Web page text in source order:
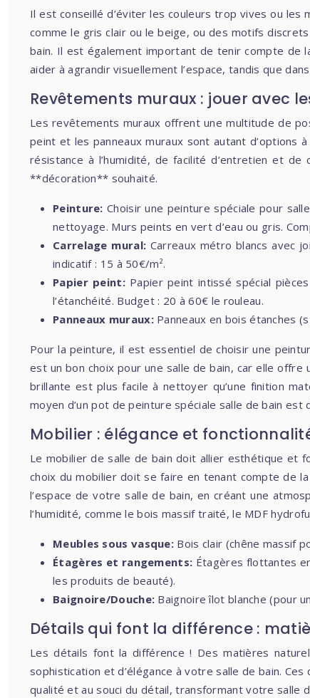
Il est conseillé d’éviter les couleurs trop vives ou
comme le gris clair ou le beige, ou des motifs
bain. Il est également important de tenir compte de
aider à agrandir visuellement l’espace, tandis que
Revêtements muraux : jouer avec
Les revêtements muraux offrent une multitude de
peint et les panneaux muraux sont autant
résistance à l’humidité, de facilité d’entretien et
**décoration** souhaité.
Peinture:Choisir une peinture spéciale pour
nettoyage. Murs peints en vert d’eau ou gris.
Carrelage mural: Carreaux métro blancs avec
indicatif : 15 à 50€/m².
Papier peint: Papier peint intissé spécial
l’étanchéité. Budget : 20 à 60€ le rouleau.
Panneaux muraux: Panneaux en bois étanches
Pour la peinture, il est essentiel de choisir une
est un bon choix pour une salle de bain, car elle
brillante est plus facile à nettoyer qu’une finition
moyen d’un pot de peinture spéciale salle de bain est
Mobilier : élégance et
Le mobilier de salle de bain doit allier esthétique et
choix du mobilier doit se faire en tenant compte de
l’espace de votre salle de bain, en créant une
l’humidité, comme le bois massif traité, le MDF
Meubles sous vasque: Bois clair (chêne massif
Étagères et rangements: Étagères flottantes
les produits de beauté).
Baignoire/Douche: Baignoire îlot blanche (pour
Détails qui font la différence :
Les détails font la différence ! Des matières
sophistication et d’élégance à votre salle de bain.
qualité et au souci du détail, transformant votre salle